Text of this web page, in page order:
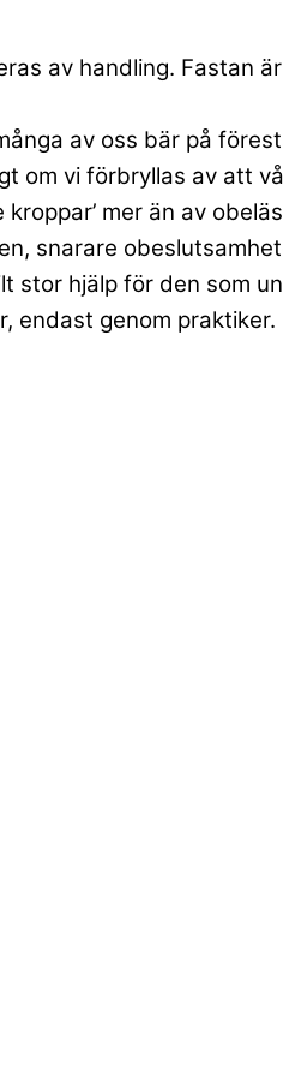
av handling. Fastan
av oss bär på
om vi förbryllas av att
mer än av
snarare
stor hjälp för den som
endast genom praktiker.